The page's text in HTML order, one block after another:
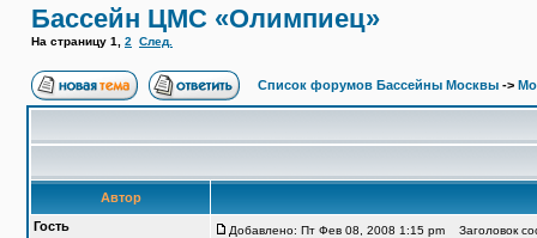
Бассейн ЦМС «Олимпиец»
На страницу 1 2 След.
Список форумов Бассейны Москвы ->
Автор
Гость
Добавлено: Пт Фев 08, 2008 1:15 pm Заголовок